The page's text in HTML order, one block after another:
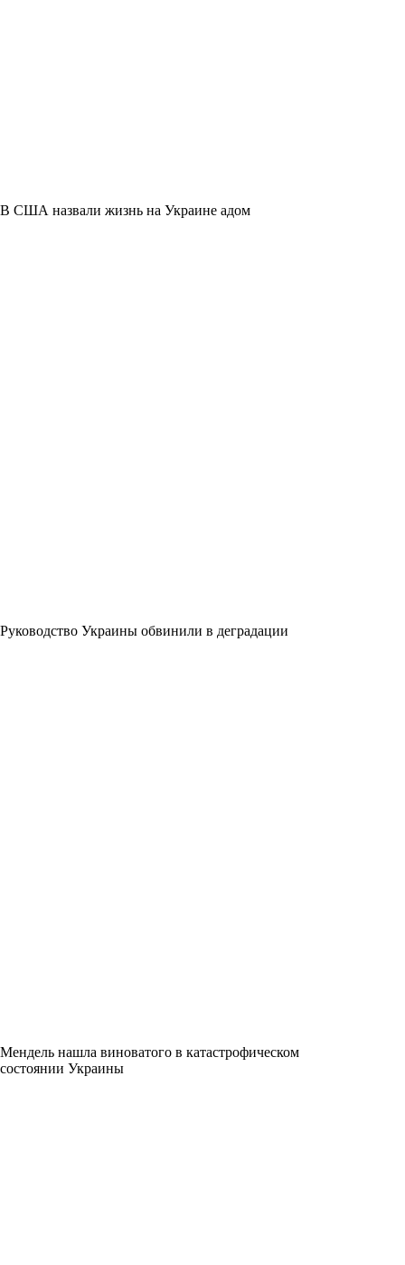
В США назвали жизнь на Украине адом
Руководство Украины обвинили в деградации
Мендель нашла виноватого в катастрофическом
состоянии Украины